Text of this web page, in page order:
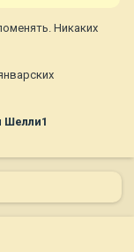
Никаких
Шелли1